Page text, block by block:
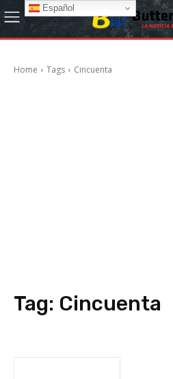
Home Tags Cincuenta
Tag: Cincuenta
Español